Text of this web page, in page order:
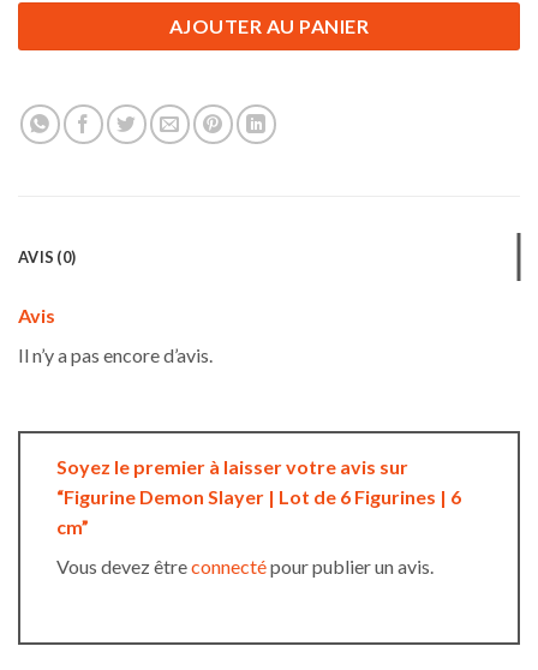
AJOUTER AU PANIER
AVIS (0)
Avis
Il n’y a pas encore d’avis.
Soyez le premier à laisser votre avis sur
“Figurine Demon Slayer | Lot de 6 Figurines | 6
cm”
Vous devez êtreconnectépour publier un avis.